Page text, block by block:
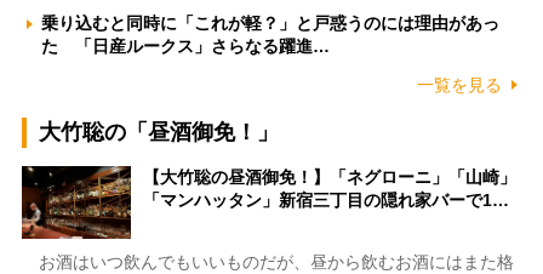
乗り込むと同時に「これが軽？」と戸惑うのには理由があっ
た 「日産ルークス」さらなる躍進…
一覧を見る
大竹聡の「昼酒御免！」
【大竹聡の昼酒御免！】「ネグローニ」「山崎」
「マンハッタン」新宿三丁目の隠れ家バーで1…
お酒はいつ飲んでもいいものだが、昼から飲むお酒にはまた格